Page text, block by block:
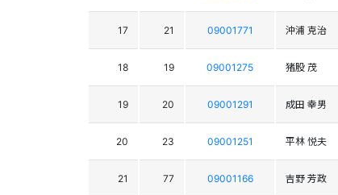
17 21 09001771 沖浦 克治
18 19 09001275 猪股 茂
19 20 09001291 成田 幸男
20 23 09001251 平林 悦夫
21 77 09001166 吉野 芳政